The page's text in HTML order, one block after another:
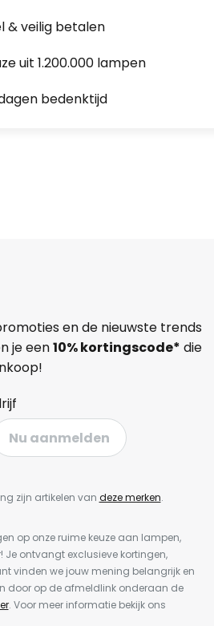
& veilig betalen
uit 1.200.000 lampen
bedenktijd
en de nieuwste trends
je een10% kortingscode* die
Nu aanmelden
zijn artikelen van deze merken.
op onze ruime keuze aan lampen,
Je ontvangt exclusieve kortingen,
vinden we jouw mening belangrijk en
door op de afmeldlink onderaan de
. Voor meer informatie bekijk ons